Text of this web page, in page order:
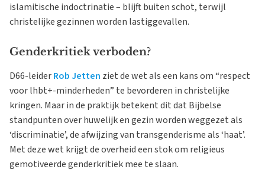
islamitische indoctrinatie – blijft buiten schot, terwijl
christelijke gezinnen worden lastiggevallen.
Genderkritiek verboden?
D66-leiderRob Jetten ziet de wet als een kans om “respect
voor lhbt+-minderheden” te bevorderen in christelijke
kringen. Maar in de praktijk betekent dit dat Bijbelse
standpunten over huwelijk en gezin worden weggezet als
‘discriminatie’, de afwijzing van transgenderisme als ‘haat’.
Met deze wet krijgt de overheid een stok om religieus
gemotiveerde genderkritiek mee te slaan.